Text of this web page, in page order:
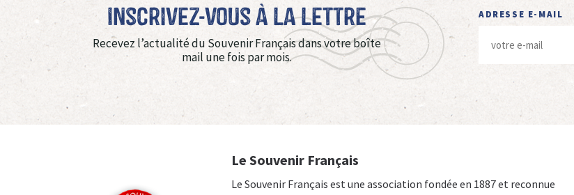
Inscrivez-vous à La Lettre
Recevez l’actualité du Souvenir Français dans votre boîte
mail une fois par mois.
ADRESSE E-MAIL
Le Souvenir Français
Le Souvenir Français est une association fondée en 1887 et reconnue